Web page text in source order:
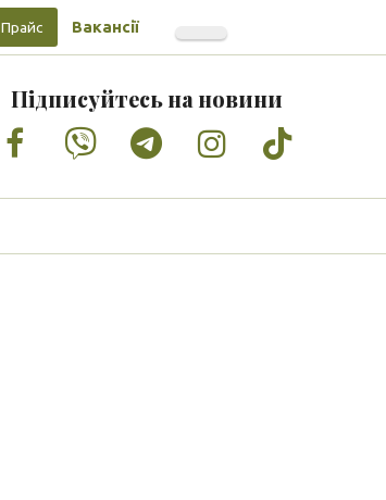
Прайс Вакансії
Підписуйтесь на новини
Facebook
VimeoTumblrInstagram
Tiktok